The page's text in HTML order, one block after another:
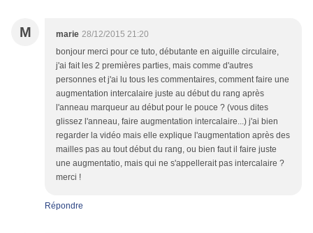
M marie 28/12/2015 21:20
bonjour merci pour ce tuto, débutante en aiguille circulaire,
j'ai fait les 2 premières parties, mais comme d'autres
personnes et j'ai lu tous les commentaires, comment faire une
augmentation intercalaire juste au début du rang après
l'anneau marqueur au début pour le pouce ? (vous dites
glissez l'anneau, faire augmentation intercalaire...) j'ai bien
regarder la vidéo mais elle explique l'augmentation après des
mailles pas au tout début du rang, ou bien faut il faire juste
une augmentatio, mais qui ne s'appellerait pas intercalaire ?
merci !
Répondre